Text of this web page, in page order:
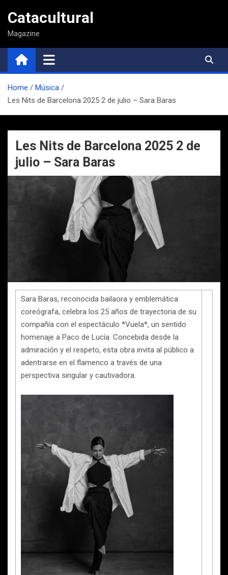
contenido
Catacultural
Magazine
Home
Música
Les Nits de Barcelona 2025 2 de julio – Sara Baras
Les Nits de Barcelona 2025 2 de
julio – Sara Baras
Sara Baras, reconocida bailaora y emblemática
coreógrafa, celebra los 25 años de trayectoria de su
compañía con el espectáculo *Vuela*, un sentido
homenaje a Paco de Lucía. Concebida desde la
admiración y el respeto, esta obra invita al público a
adentrarse en el flamenco a través de una
perspectiva singular y cautivadora.